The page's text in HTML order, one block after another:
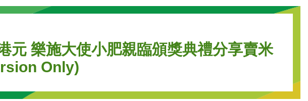
元 樂施大使小肥親臨頒獎典禮分享賣米
Only)